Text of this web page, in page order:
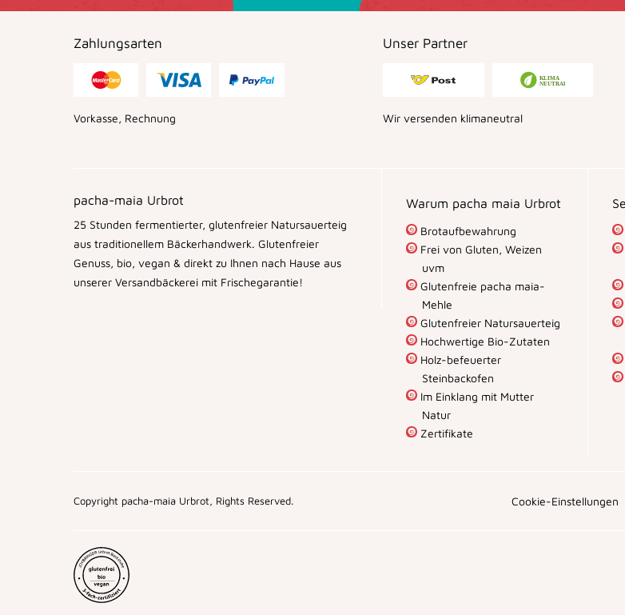
Zahlungsarten
Vorkasse, Rechnung
Unser Partner
Wir versenden klimaneutral
pacha-maia Urbrot
25 Stunden fermentierter, glutenfreier Natursauerteig
aus traditionellem Bäckerhandwerk. Glutenfreier
Genuss, bio, vegan & direkt zu Ihnen nach Hause aus
unserer Versandbäckerei mit Frischegarantie!
Warum pacha maia Urbrot
Brotaufbewahrung
Frei von Gluten, Weizen
uvm
Glutenfreie pacha maia-
Mehle
Glutenfreier Natursauerteig
Hochwertige Bio-Zutaten
Holz-befeuerter
Steinbackofen
Im Einklang mit Mutter
Natur
Zertifikate
Cookie-Einstellungen
Copyright pacha-maia Urbrot, Rights Reserved.